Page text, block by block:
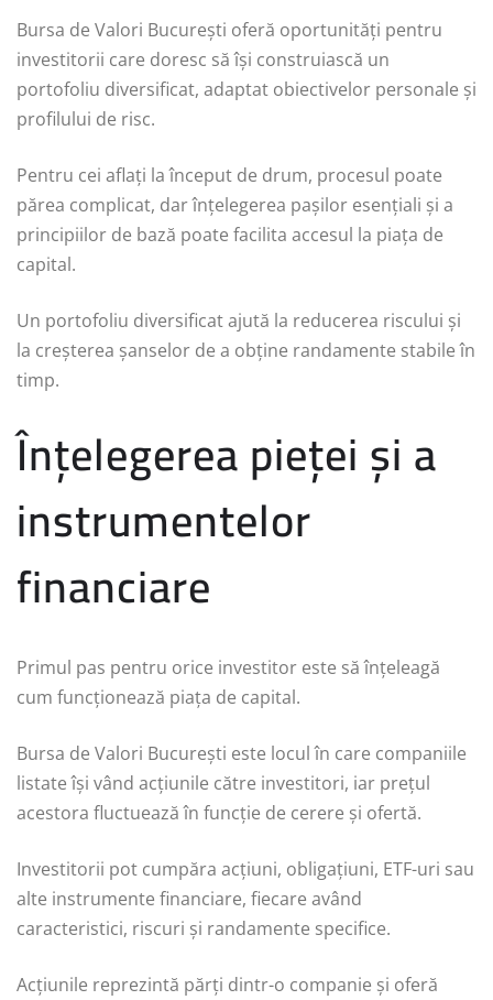
Bursa de Valori București oferă oportunități pentru
investitorii care doresc să își construiască un
portofoliu diversificat, adaptat obiectivelor personale și
profilului de risc.
Pentru cei aflați la început de drum, procesul poate
părea complicat, dar înțelegerea pașilor esențiali și a
principiilor de bază poate facilita accesul la piața de
capital.
Un portofoliu diversificat ajută la reducerea riscului și
la creșterea șanselor de a obține randamente stabile în
timp.
Înțelegerea pieței și a
instrumentelor
financiare
Primul pas pentru orice investitor este să înțeleagă
cum funcționează piața de capital.
Bursa de Valori București este locul în care companiile
listate își vând acțiunile către investitori, iar prețul
acestora fluctuează în funcție de cerere și ofertă.
Investitorii pot cumpăra acțiuni, obligațiuni, ETF-uri sau
alte instrumente financiare, fiecare având
caracteristici, riscuri și randamente specifice.
Acțiunile reprezintă părți dintr-o companie și oferă